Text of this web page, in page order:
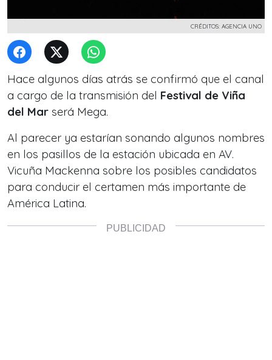
CRÉDITOS: AGENCIA UNO
Hace algunos días atrás se confirmó que el canal
a cargo de la transmisión del Festival de Viña
del Mar será Mega.
Al parecer ya estarían sonando algunos nombres
en los pasillos de la estación ubicada en AV.
Vicuña Mackenna sobre los posibles candidatos
para conducir el certamen más importante de
América Latina.